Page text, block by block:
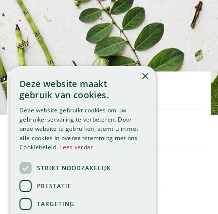
Openingstijden
Maandag
Dinsdag
Woensdag
Donderdag
Zaterdag
Zondag
Bekijk onze afwijkende openingstijden >
Klantenservice
Service
Tuincentrum
Contact
Global Garden
Hillegommerdijk 554
2136 KX Zwaanshoek
×
Deze website maakt
gebruik van cookies.
Deze website gebruikt cookies om uw
gebruikerservaring te verbeteren. Door
onze website te gebruiken, stemt u in met
alle cookies in overeenstemming met ons
Cookiebeleid. Lees verder
STRIKT NOODZAKELIJK
PRESTATIE
TARGETING